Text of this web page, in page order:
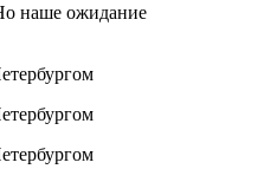
наше ожидание